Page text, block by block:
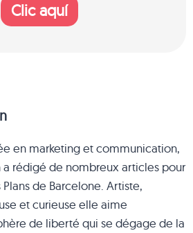
Clic aquí
en marketing et communication,
a rédigé de nombreux articles pour
Plans de Barcelone. Artiste,
et curieuse elle aime
de liberté qui se dégage de la